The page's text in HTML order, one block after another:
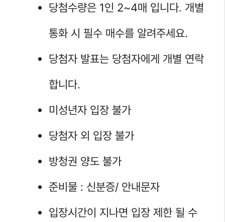
당첨수량은 1인 2~4매 입니다. 개별
통화 시 필수 매수를 알려주세요.
당첨자 발표는 당첨자에게 개별 연락
합니다.
미성년자 입장 불가
당첨자 외 입장 불가
방청권 양도 불가
준비물 : 신분증/ 안내문자
입장시간이 지나면 입장 제한 될 수